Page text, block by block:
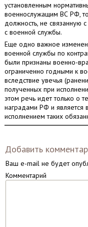
установленным
военнослужащим ВС РФ,
должность, не связанную
с военной службы.
Еще одно важное
военной службы по
были признаны военно-
ограниченно годными к
вследствие увечья
полученных при
этом речь идет только о
наградами РФ и является
исполнением таких
Добавить
Ваш e-mail не будет
Комментарий